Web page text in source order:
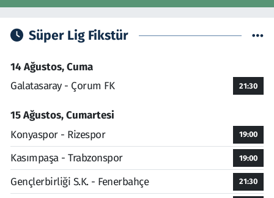
Süper Lig Fikstür
14 Ağustos, Cuma
Galatasaray - Çorum FK
21:30
15 Ağustos, Cumartesi
Konyaspor - Rizespor
19:00
Kasımpaşa - Trabzonspor 19:00
Gençlerbirliği S.K. - Fenerbahçe 21:30